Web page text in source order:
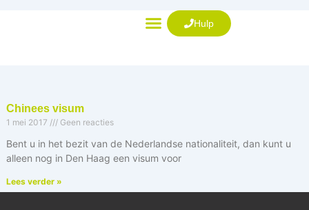
Hulp
Chinees visum
1 mei 2017 Geen reacties
Bent u in het bezit van de Nederlandse nationaliteit, dan kunt u
alleen nog in Den Haag een visum voor
Lees verder »